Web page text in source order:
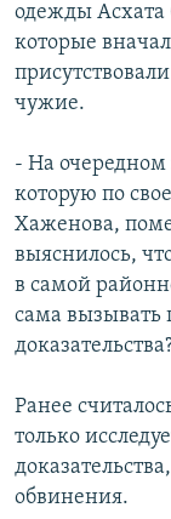
одежды Асхата
которые
чужие.
- На очередном
которую по
Хаженова,
выяснилось,
в самой
сама вызывать
Ранее
только
обвинения.